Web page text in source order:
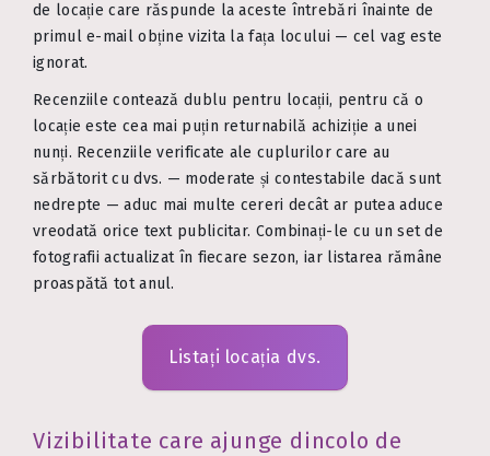
de locație care răspunde la aceste întrebări înainte de
primul e-mail obține vizita la fața locului — cel vag este
ignorat.
Recenziile contează dublu pentru locații, pentru că o
locație este cea mai puțin returnabilă achiziție a unei
nunți. Recenziile verificate ale cuplurilor care au
sărbătorit cu dvs. — moderate și contestabile dacă sunt
nedrepte — aduc mai multe cereri decât ar putea aduce
vreodată orice text publicitar. Combinați-le cu un set de
fotografii actualizat în fiecare sezon, iar listarea rămâne
proaspătă tot anul.
Listați locația dvs.
Vizibilitate care ajunge dincolo de